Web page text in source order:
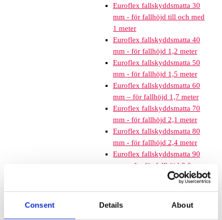
Consent Details About
Euroflex fallskyddsmatta 30
mm - för fallhöjd till och med
1 meter
Euroflex fallskyddsmatta 40
mm - för fallhöjd 1,2 meter
Euroflex fallskyddsmatta 50
mm - för fallhöjd 1,5 meter
Euroflex fallskyddsmatta 60
mm – för fallhöjd 1,7 meter
Euroflex fallskyddsmatta 70
mm - för fallhöjd 2,1 meter
Euroflex fallskyddsmatta 80
mm - för fallhöjd 2,4 meter
Euroflex fallskyddsmatta 90
mm soft - för fallhöjd 3,0